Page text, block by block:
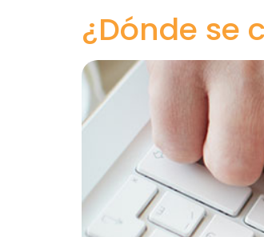
¿Dónde se